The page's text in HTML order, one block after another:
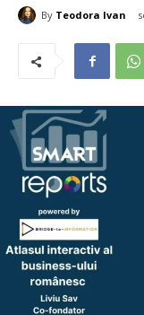
By Teodora Ivan